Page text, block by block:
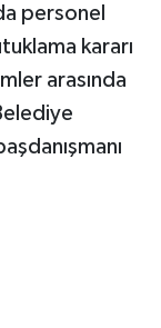
personel
kararı
arasında